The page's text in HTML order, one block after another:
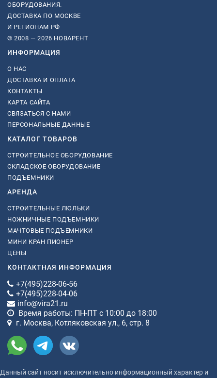
ОБОРУДОВАНИЯ.
ДОСТАВКА ПО МОСКВЕ
И РЕГИОНАМ РФ
© 2008 — 2026 НОВАРЕНТ
ИНФОРМАЦИЯ
О НАС
ДОСТАВКА И ОПЛАТА
КОНТАКТЫ
КАРТА САЙТА
СВЯЗАТЬСЯ С НАМИ
ПЕРСОНАЛЬНЫЕ ДАННЫЕ
КАТАЛОГ ТОВАРОВ
СТРОИТЕЛЬНОЕ ОБОРУДОВАНИЕ
СКЛАДСКОЕ ОБОРУДОВАНИЕ
ПОДЪЕМНИКИ
АРЕНДА
СТРОИТЕЛЬНЫЕ ЛЮЛЬКИ
НОЖНИЧНЫЕ ПОДЪЕМНИКИ
МАЧТОВЫЕ ПОДЪЕМНИКИ
МИНИ КРАН ПИОНЕР
ЦЕНЫ
КОНТАКТНАЯ ИНФОРМАЦИЯ
+7(495)228-06-56
+7(495)228-04-06
info@vira21.ru
Время работы: ПН-ПТ с 10:00 до 18:00
г. Москва, Котляковская ул., 6, стр. 8
Данный сайт носит исключительно информационный характер и